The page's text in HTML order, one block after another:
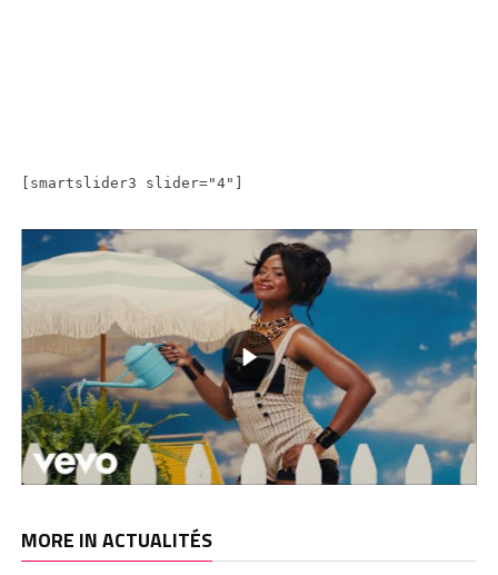
[smartslider3 slider="4"]
MORE IN ACTUALITÉS